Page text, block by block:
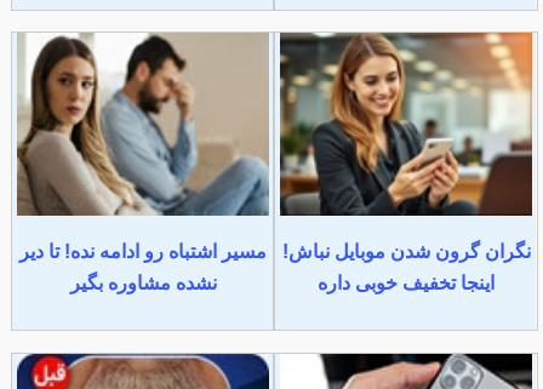
نگران گرون شدن موبایل نباش!
اینجا تخفیف خوبی داره
مسیر اشتباه رو ادامه نده! تا دیر
نشده مشاوره بگیر